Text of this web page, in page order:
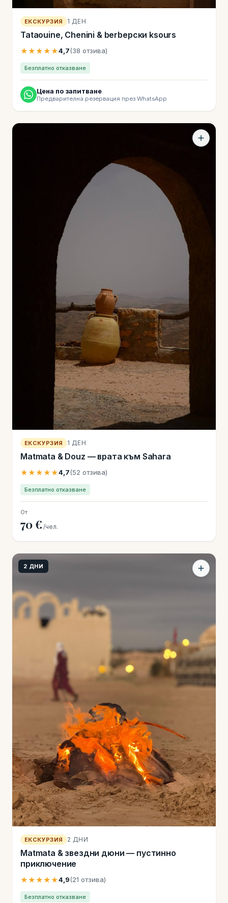
ЕКСКУРЗИЯ 1 ДЕН
Tataouine, Chenini & berbерски ksours
★★★★★4,7(38 отзива)
Безплатно отказване
Цена по запитване
Предварителна резервация през WhatsApp
ЕКСКУРЗИЯ 1 ДЕН
Matmata & Douz — врата към Sahara
★★★★★4,7(52 отзива)
Безплатно отказване
От
70 € /чел.
2 ДНИ
ЕКСКУРЗИЯ 2 ДНИ
Matmata & звездни дюни — пустинно
приключение
★★★★★4,9(21 отзива)
Безплатно отказване